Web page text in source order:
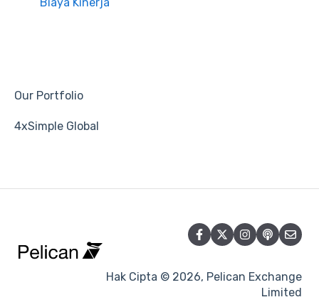
Our Portfolio
4xSimple Global
Hak Cipta © 2026, Pelican Exchange
Limited